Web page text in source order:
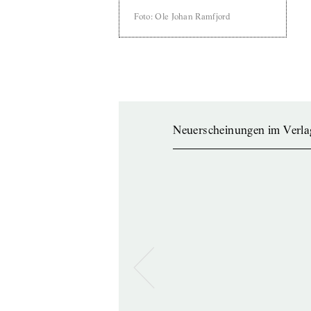
Foto: Ole Johan Ramfjord
Neuerscheinungen im